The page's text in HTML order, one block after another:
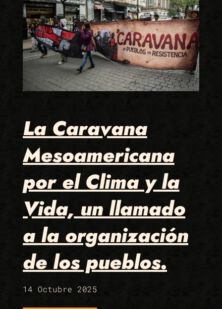
La Caravana
Mesoamericana
por el Clima y la
Vida, un llamado
a la organización
de los pueblos.
14 Octubre 2025